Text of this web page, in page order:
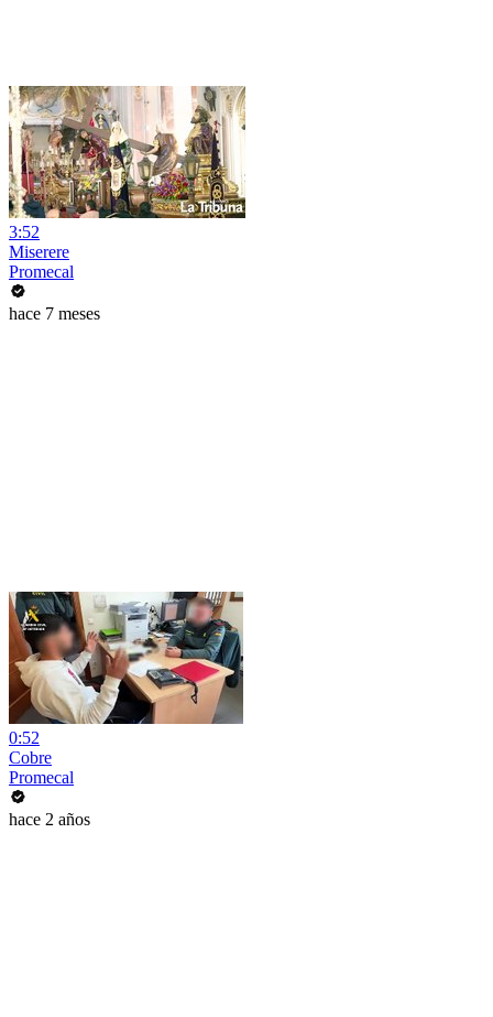
3:52
Miserere
Promecal
hace 7 meses
0:52
Cobre
Promecal
hace 2 años